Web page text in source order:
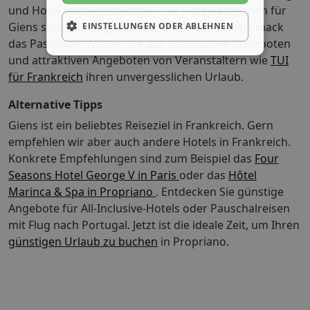
und Hotel buchen möchten – die Hotelkategorien für
Giens sind vielfältig und bieten für jeden Geschmack
das Passende. Wählen Sie aus All-Inclusive-Angeboten
und attraktiven Angeboten von Veranstaltern wie TUI
für Frankreich ihren unvergesslichen Urlaub.
Alternative Tipps
Giens ist ein beliebtes Reiseziel in Frankreich. Gern
empfehlen wir aber auch andere Hotels in Frankreich.
Konkrete Empfehlungen sind zum Beispiel das Four
Seasons Hotel George V in Paris oder das Hôtel
Marinca & Spa in Propriano . Entdecken Sie günstige
Angebote für All-Inclusive-Hotels oder Pauschalreisen
mit Flug nach Portugal. Jetzt ist die ideale Zeit, um Ihren
günstigen Urlaub zu buchen in Propriano.
EINSTELLUNGEN ODER ABLEHNEN